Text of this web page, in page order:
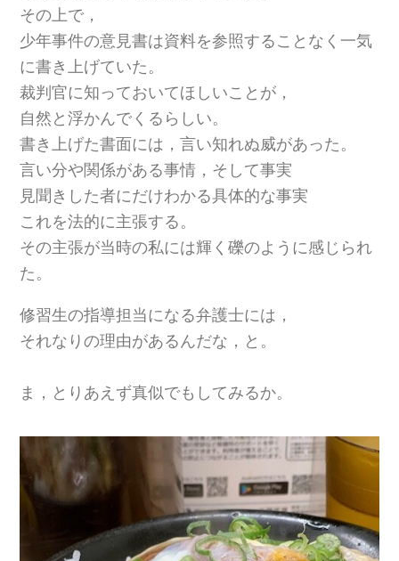
その上で，
少年事件の意見書は資料を参照することなく一気
に書き上げていた。
裁判官に知っておいてほしいことが，
自然と浮かんでくるらしい。
書き上げた書面には，言い知れぬ威があった。
言い分や関係がある事情，そして事実
見聞きした者にだけわかる具体的な事実
これを法的に主張する。
その主張が当時の私には輝く礫のように感じられ
た。
修習生の指導担当になる弁護士には，
それなりの理由があるんだな，と。
ま，とりあえず真似でもしてみるか。